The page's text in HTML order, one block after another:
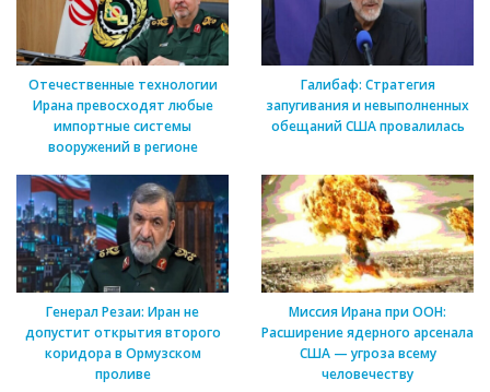
Отечественные технологии
Ирана превосходят любые
импортные системы
вооружений в регионе
Галибаф: Стратегия
запугивания и невыполненных
обещаний США провалилась
Генерал Резаи: Иран не
допустит открытия второго
коридора в Ормузском
проливе
Миссия Ирана при ООН:
Расширение ядерного арсенала
США — угроза всему
человечеству